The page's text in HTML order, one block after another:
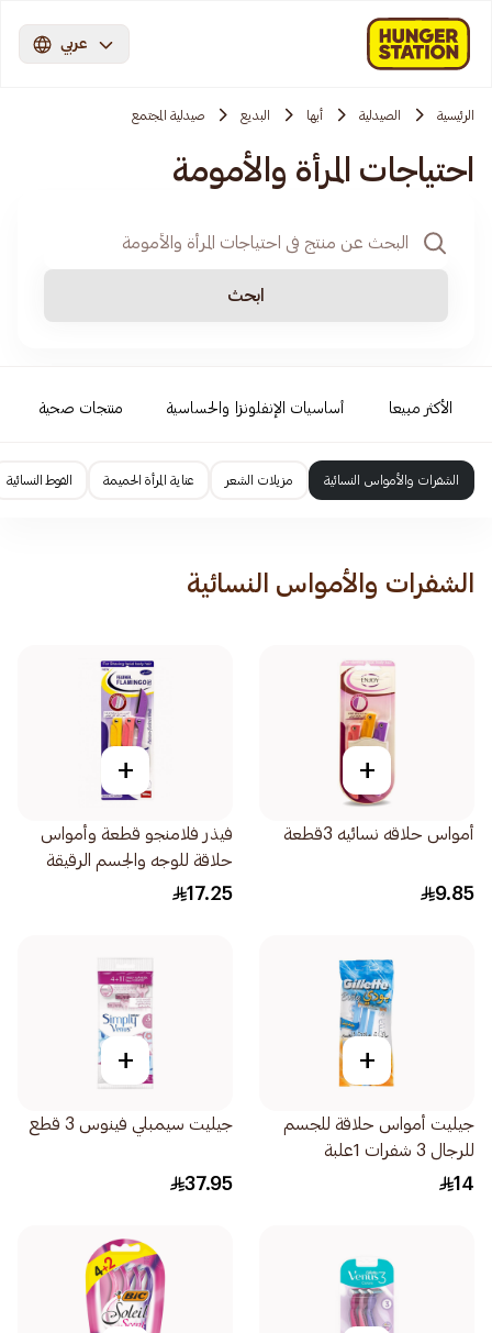
عربي
الرئيسية الصيدلية أبها البديع صيدلية المجتمع
احتياجات المرأة والأمومة
ابحث
الأكثر مبيعا أساسيات الإنفلونزا والحساسية منتجات صحية
الشفرات والأمواس النسائية مزيلات الشعر عناية المرأة الحميمة الفوط النسائية
الشفرات والأمواس النسائية
+
أمواس حلاقه نسائيه 3قطعة
9.85
+
فيذر فلامنجو قطعة وأمواس
حلاقة للوجه والجسم الرقيقة
1قطعة
17.25
+
جيليت أمواس حلاقة للجسم
للرجال 3 شفرات 1علبة
14
+
جيليت سيمبلي فينوس 3 قطع
37.95